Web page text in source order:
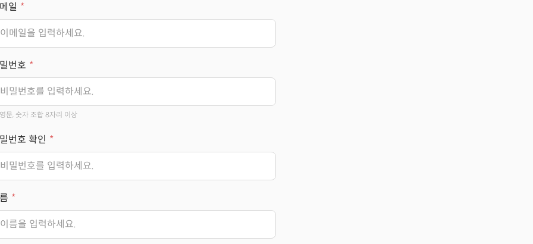
일
번호
영문, 숫자 조합 8자리 이상
번호 확인